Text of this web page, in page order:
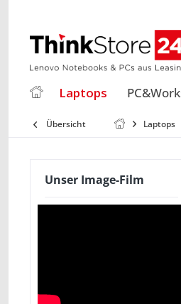
Laptops
Übersicht Laptops
Unser Image-Film